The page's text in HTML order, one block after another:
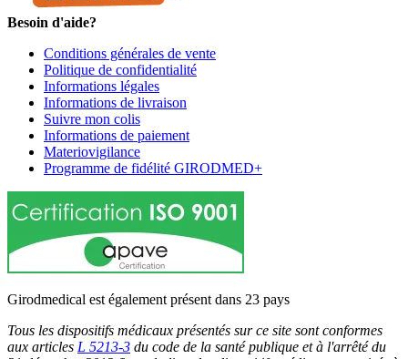
Besoin d'aide?
Conditions générales de vente
Politique de confidentialité
Informations légales
Informations de livraison
Suivre mon colis
Informations de paiement
Materiovigilance
Programme de fidélité GIRODMED+
Girodmedical est également présent dans 23 pays
Tous les dispositifs médicaux présentés sur ce site sont conformes
aux articles L 5213-3 du code de la santé publique et à l'arrêté du